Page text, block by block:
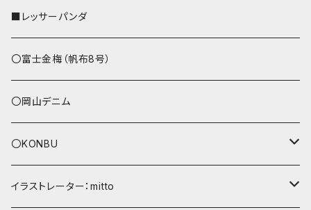
ストラップ付
L字ファスナー財布
その他
■レッサーパンダ
〇富士金梅（帆布8号）
〇岡山デニム
〇KONBU
ショルダーバッグ
イラストレーター：mitto